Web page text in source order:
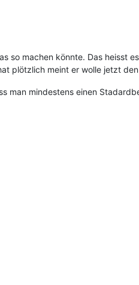
so machen könnte. Das heisst
plötzlich meint er wolle jetzt
man mindestens einen